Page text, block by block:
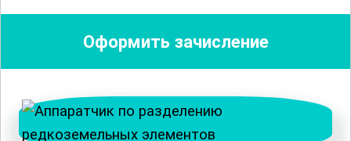
реагентами и условиями окружающей
среды. Курс предоставляет
методиками, применяемыми в данной
области.
Оформить зачисление